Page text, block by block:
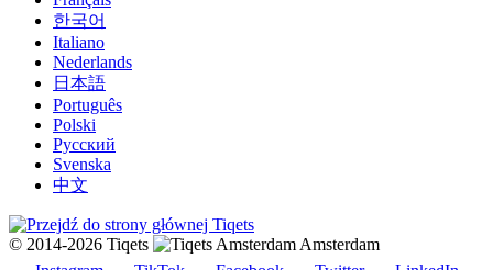
한국어
Italiano
Nederlands
日本語
Português
Polski
Русский
Svenska
中文
© 2014-2026 Tiqets
Amsterdam